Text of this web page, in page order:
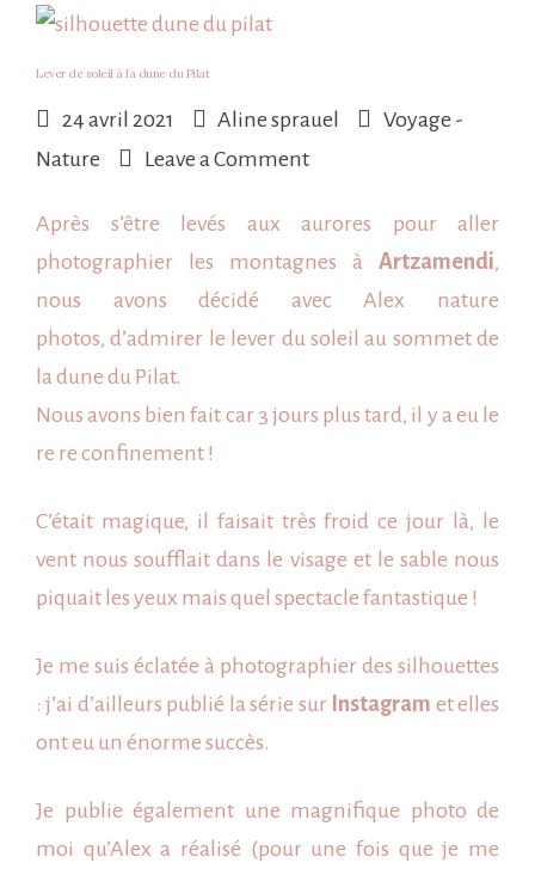
Lever de soleil à la dune du Pilat
24 avril 2021 Aline sprauel
Voyage -
Nature
Leave a Commenton
de
soleil
à
la
du
Après s’être levés aux aurores pour aller
photographier les montagnes à Artzamendi,
nous avons décidé avec Alex nature
photos, d’admirer le lever du soleil au sommet de
la dune du Pilat.
Nous avons bien fait car 3 jours plus tard, il y a eu le
re re confinement !
C’était magique, il faisait très froid ce jour là, le
vent nous soufflait dans le visage et le sable nous
piquait les yeux mais quel spectacle fantastique !
Je me suis éclatée à photographier des silhouettes
: j’ai d’ailleurs publié la série sur Instagram et elles
ont eu un énorme succès.
Je publie également une magnifique photo de
moi qu’Alex a réalisé (pour une fois que je me